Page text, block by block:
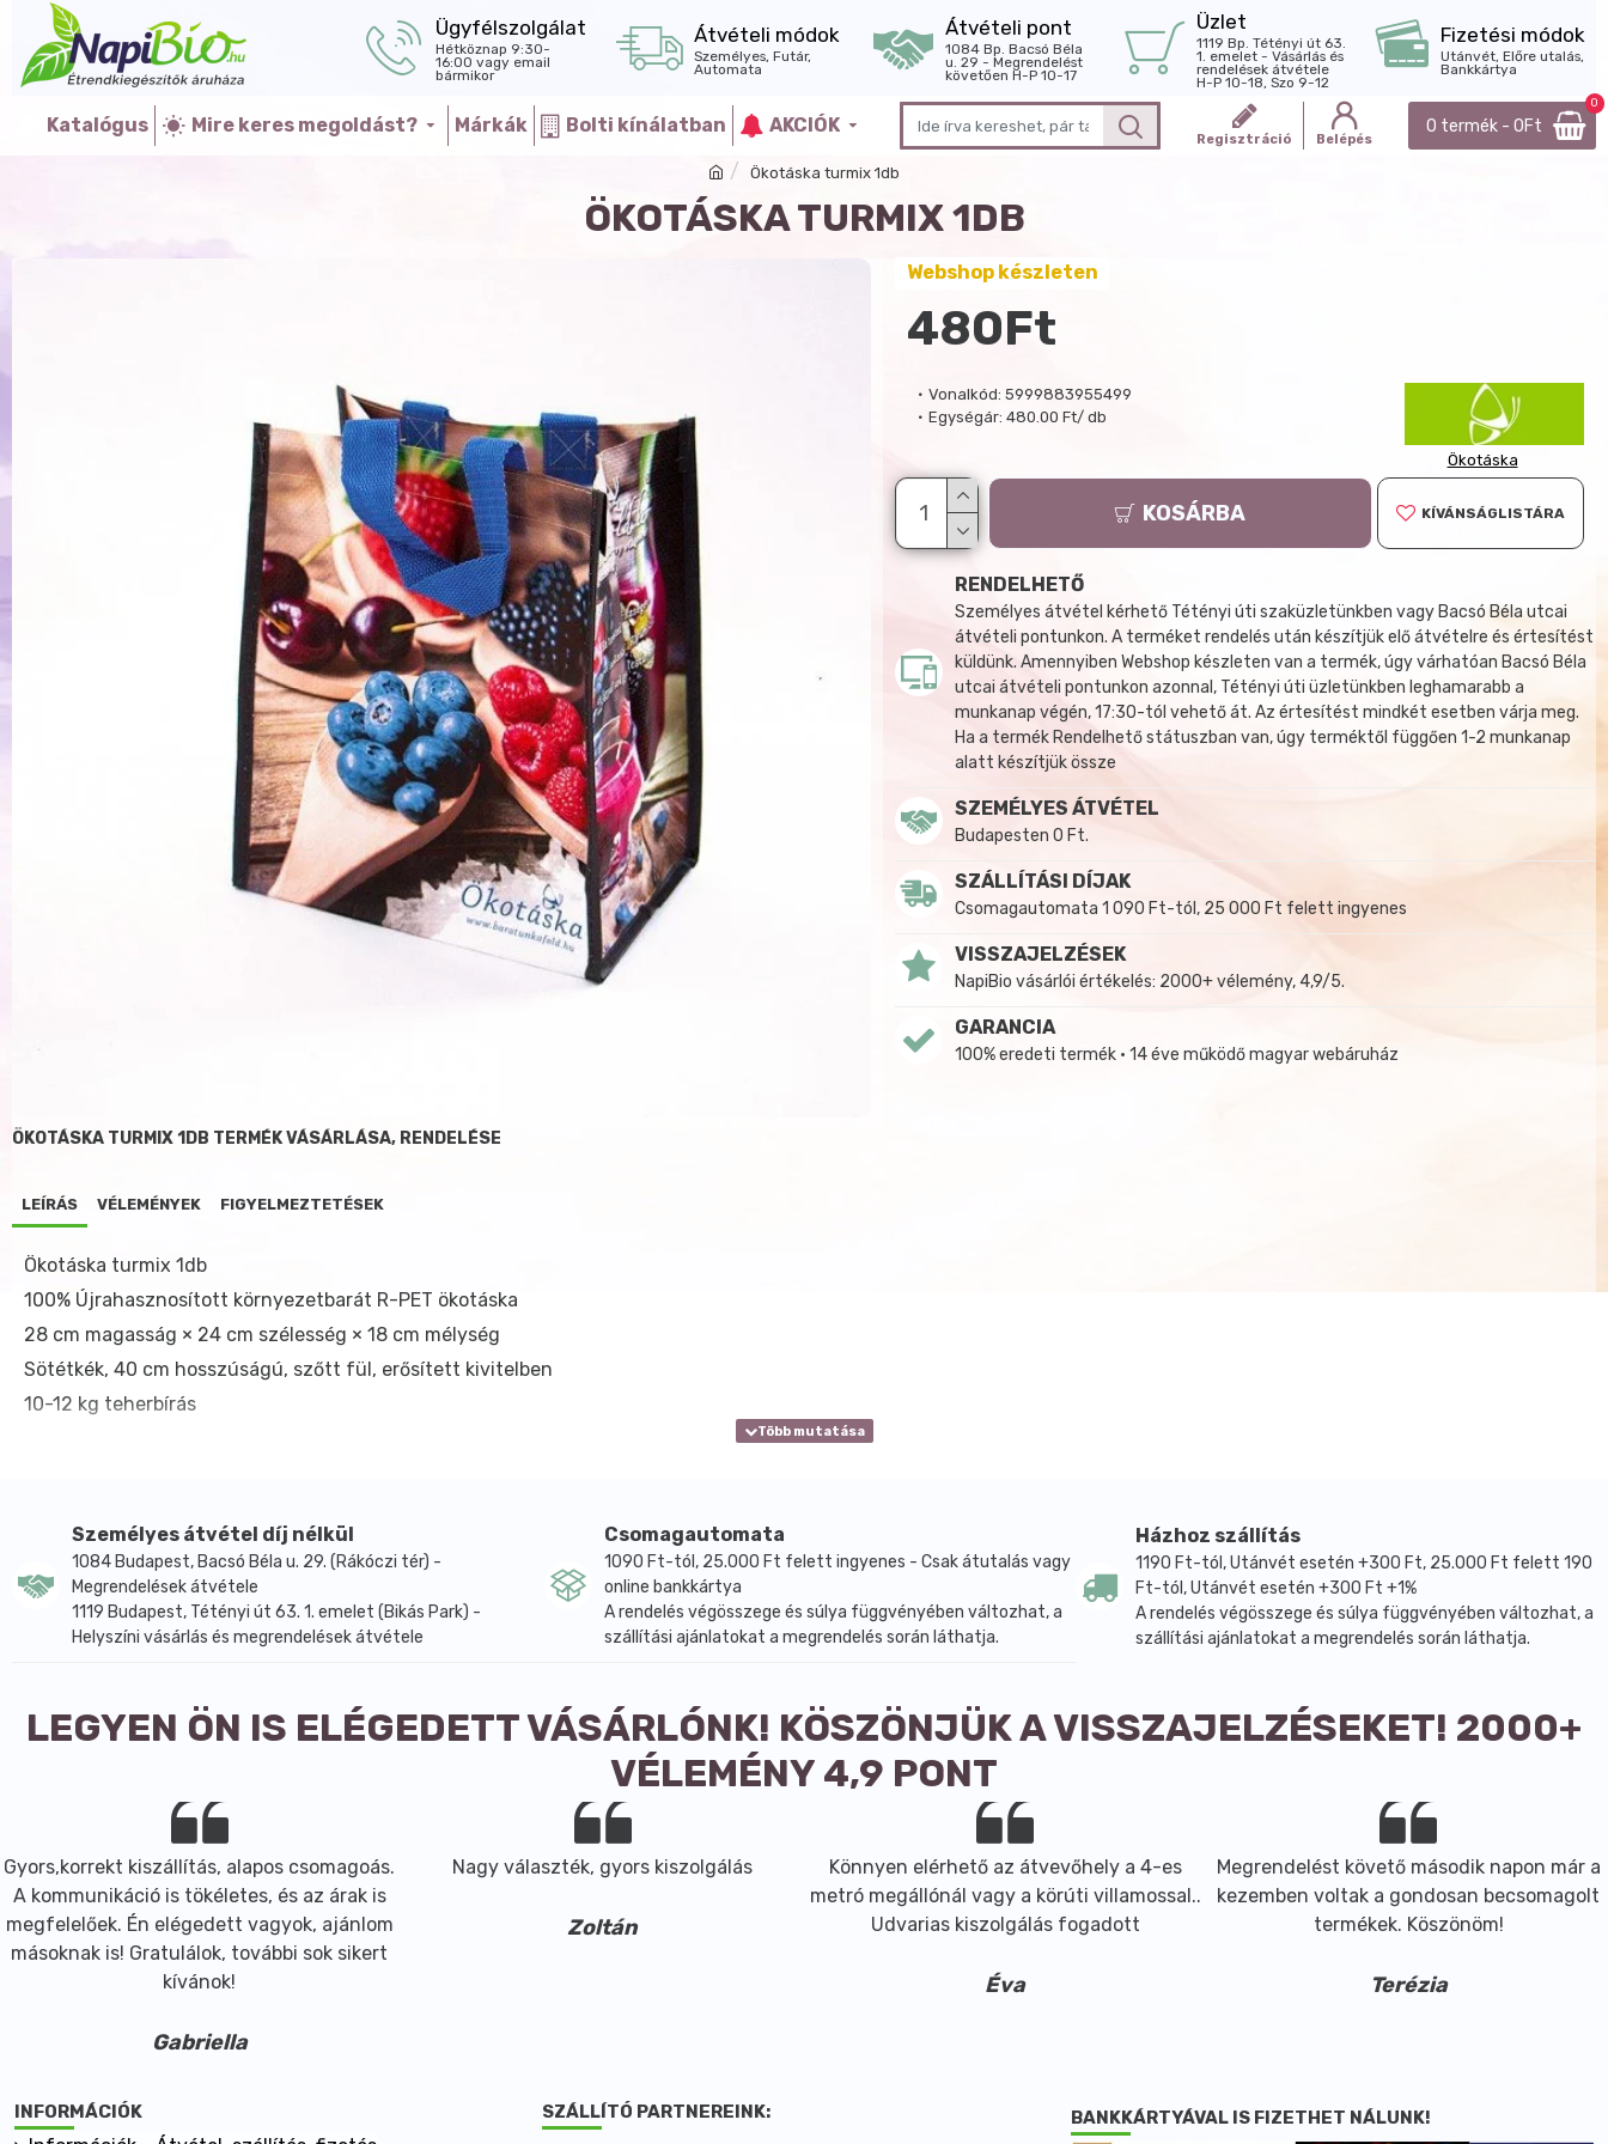
Ügyfélszolgálat
Hétköznap 9:30-
16:00 vagy email
bármikor
Átvételi módok
Személyes, Futár,
Automata
Átvételi pont
1084 Bp. Bacsó Béla
u. 29 - Megrendelést
követően H-P 10-17
Üzlet
1119 Bp. Tétényi út 63.
1. emelet - Vásárlás és
rendelések átvétele
H-P 10-18, Szo 9-12
Fizetési módok
Utánvét, Előre utalás,
Bankkártya
Katalógus Mire keres megoldást? Márkák Bolti kínálatban AKCIÓK
Regisztráció Belépés
0 termék - 0Ft
0
Ökotáska turmix 1db
ÖKOTÁSKA TURMIX 1DB
Vonalkód: 5999883955499
Egységár: 480.00 Ft/ db
Ökotáska
Webshop készleten
480Ft
KOSÁRBA KÍVÁNSÁGLISTÁRA
RENDELHETŐ
Személyes átvétel kérhető Tétényi úti szaküzletünkben vagy Bacsó Béla utcai
átvételi pontunkon. A terméket rendelés után készítjük elő átvételre és értesítést
küldünk. Amennyiben Webshop készleten van a termék, úgy várhatóan Bacsó Béla
utcai átvételi pontunkon azonnal, Tétényi úti üzletünkben leghamarabb a
munkanap végén, 17:30-tól vehető át. Az értesítést mindkét esetben várja meg.
Ha a termék Rendelhető státuszban van, úgy terméktől függően 1-2 munkanap
alatt készítjük össze
SZEMÉLYES ÁTVÉTEL
Budapesten 0 Ft.
SZÁLLÍTÁSI DÍJAK
Csomagautomata 1 090 Ft-tól, 25 000 Ft felett ingyenes
VISSZAJELZÉSEK
NapiBio vásárlói értékelés: 2000+ vélemény, 4,9/5.
GARANCIA
100% eredeti termék • 14 éve működő magyar webáruház
ÖKOTÁSKA TURMIX 1DB TERMÉK VÁSÁRLÁSA, RENDELÉSE
LEÍRÁS VÉLEMÉNYEK FIGYELMEZTETÉSEK
Ökotáska turmix 1db
100% Újrahasznosított környezetbarát R-PET ökotáska
28 cm magasság × 24 cm szélesség × 18 cm mélység
Sötétkék, 40 cm hosszúságú, szőtt fül, erősített kivitelben
10-12 kg teherbírás
Személyes átvétel díj nélkül
1084 Budapest, Bacsó Béla u. 29. (Rákóczi tér) -
Megrendelések átvétele
1119 Budapest, Tétényi út 63. 1. emelet (Bikás Park) -
Helyszíni vásárlás és megrendelések átvétele
Csomagautomata
1090 Ft-tól, 25.000 Ft felett ingyenes - Csak átutalás vagy
online bankkártya
A rendelés végösszege és súlya függvényében változhat, a
szállítási ajánlatokat a megrendelés során láthatja.
Házhoz szállítás
1190 Ft-tól, Utánvét esetén +300 Ft, 25.000 Ft felett 190
Ft-tól, Utánvét esetén +300 Ft +1%
A rendelés végösszege és súlya függvényében változhat, a
szállítási ajánlatokat a megrendelés során láthatja.
LEGYEN ÖN IS ELÉGEDETT VÁSÁRLÓNK! KÖSZÖNJÜK A VISSZAJELZÉSEKET! 2000+
VÉLEMÉNY 4,9 PONT
Gyors,korrekt kiszállítás, alapos csomagoás.
A kommunikáció is tökéletes, és az árak is
megfelelőek. Én elégedett vagyok, ajánlom
másoknak is! Gratulálok, további sok sikert
kívánok!
Gabriella
Nagy választék, gyors kiszolgálás
Zoltán
Könnyen elérhető az átvevőhely a 4-es
metró megállónál vagy a körúti villamossal..
Udvarias kiszolgálás fogadott
Éva
Megrendelést követő második napon már a
kezemben voltak a gondosan becsomagolt
termékek. Köszönöm!
Terézia
INFORMÁCIÓK SZÁLLÍTÓ PARTNEREINK: BANKKÁRTYÁVAL IS FIZETHET NÁLUNK!